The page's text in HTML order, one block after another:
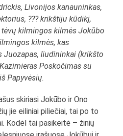
Livonijos kanauninkas,
??? krikštiju kūdikį,
kilmingos kilmės Jokūbo
kilmės, kas
Juozapas, liudininkai (krikšto
Poskočimas su
Papyvėsių.
skiriasi Jokūbo ir Ono
jie eiliniai piliečiai, tai po to
Kodėl tai pasikeitė – žinių